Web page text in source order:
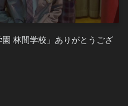
林間学校」ありがとうござ